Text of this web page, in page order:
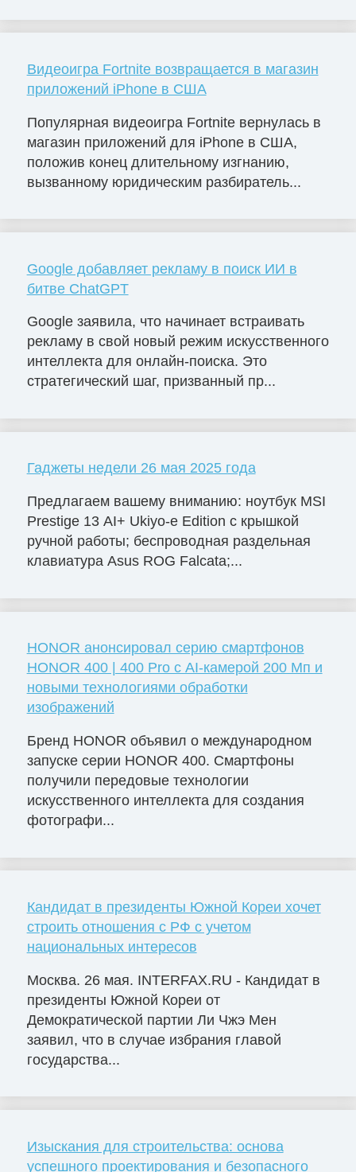
Видеоигра Fortnite возвращается в магазин
приложений iPhone в США
Популярная видеоигра Fortnite вернулась в
магазин приложений для iPhone в США,
положив конец длительному изгнанию,
вызванному юридическим разбиратель...
Google добавляет рекламу в поиск ИИ в
битве ChatGPT
Google заявила, что начинает встраивать
рекламу в свой новый режим искусственного
интеллекта для онлайн-поиска. Это
стратегический шаг, призванный пр...
Гаджеты недели 26 мая 2025 года
Предлагаем вашему вниманию: ноутбук MSI
Prestige 13 AI+ Ukiyo-e Edition с крышкой
ручной работы; беспроводная раздельная
клавиатура Asus ROG Falcata;...
HONOR анонсировал серию смартфонов
HONOR 400 | 400 Pro с AI-камерой 200 Мп и
новыми технологиями обработки
изображений
Бренд HONOR объявил о международном
запуске серии HONOR 400. Смартфоны
получили передовые технологии
искусственного интеллекта для создания
фотографи...
Кандидат в президенты Южной Кореи хочет
строить отношения с РФ с учетом
национальных интересов
Москва. 26 мая. INTERFAX.RU - Кандидат в
президенты Южной Кореи от
Демократической партии Ли Чжэ Мен
заявил, что в случае избрания главой
государства...
Изыскания для строительства: основа
успешного проектирования и безопасного